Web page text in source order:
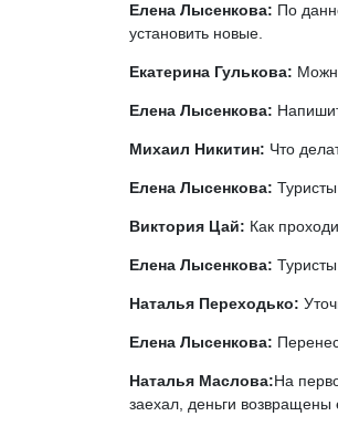
Елена Лысенкова: По
установить новые.
Екатерина Гулькова:
Елена Лысенкова:
Михаил Никитин: Что
Елена Лысенкова:
Виктория Цай: Как
Елена Лысенкова:
Наталья Переходько:
Елена Лысенкова:
Наталья Маслова:На
заехал, деньги